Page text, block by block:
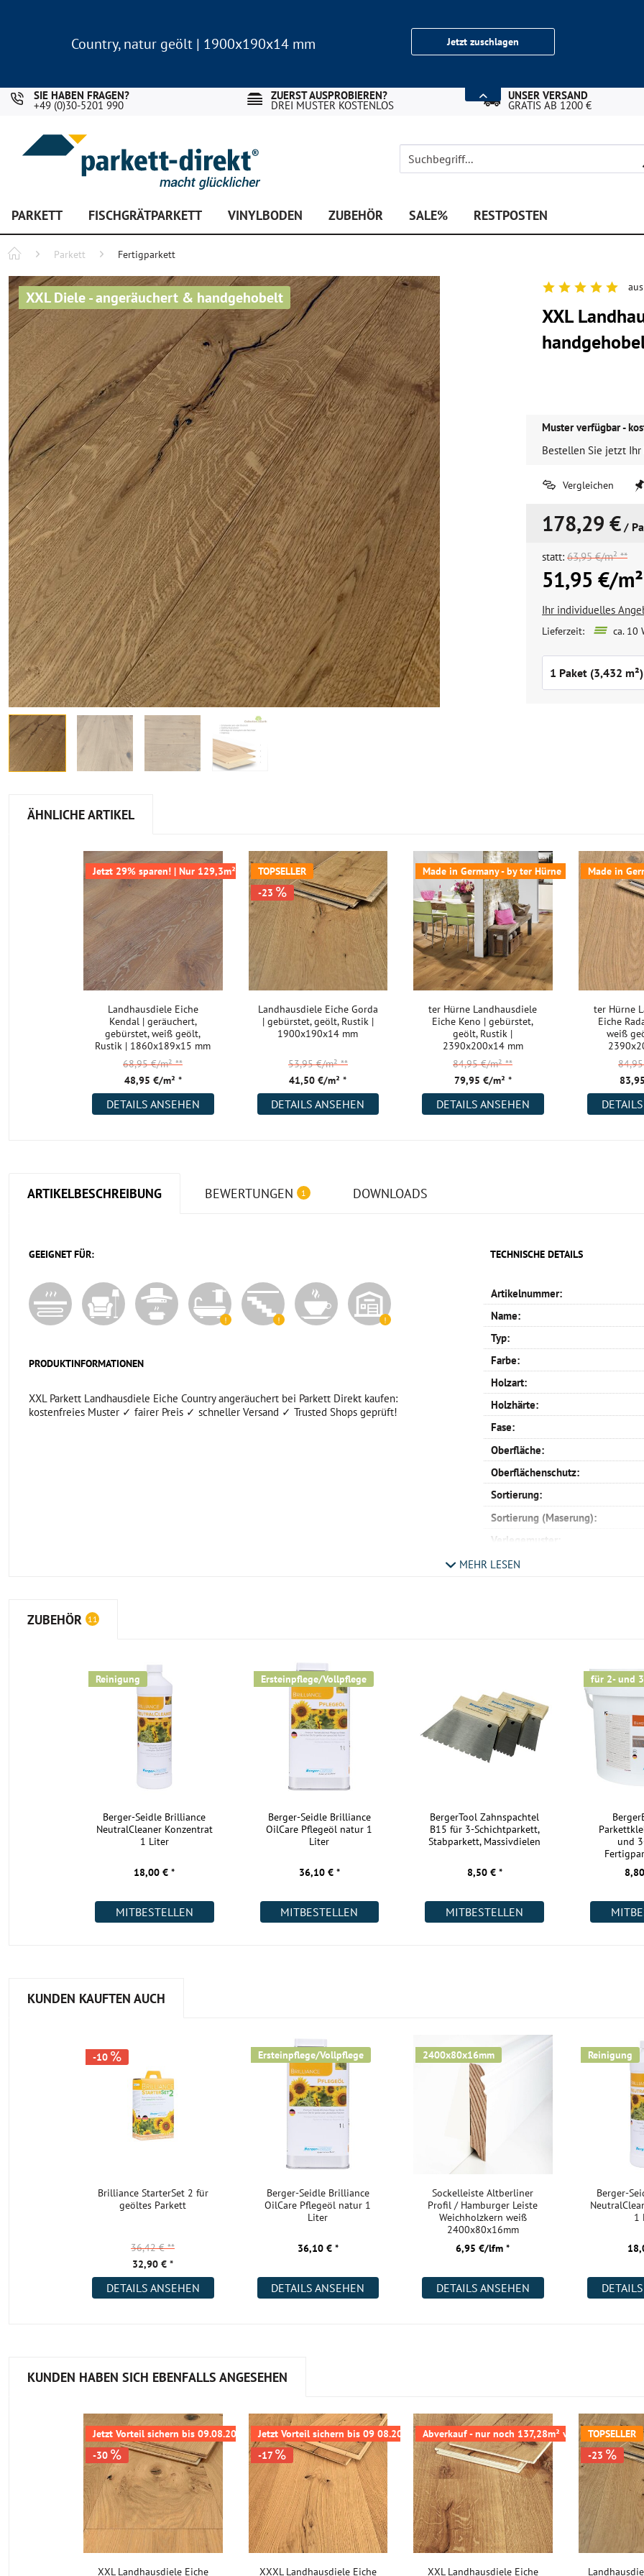
Country, natur geölt | 1900x190x14 mm
Jetzt zuschlagen
SIE HABEN FRAGEN?
+49 (0)30-5201 990
ZUERST AUSPROBIEREN?
DREI MUSTER KOSTENLOS
UNSER VERSAND
GRATIS AB 1200 €
PARKETT FISCHGRÄTPARKETT VINYLBODEN ZUBEHÖR SALE% RESTPOSTEN
Parkett Fertigparkett
XXL Diele - angeräuchert & handgehobelt
XXL
Muster verfügbar -
Bestellen Sie jetzt Ihr
Vergleichen
178,29 € /
statt: 63,95 €/m² **
51,95 €/
Ihr individuelles
Lieferzeit: ca. 10
ÄHNLICHE ARTIKEL
Jetzt 29% sparen! | Nur 129,3m² verfügbar
Landhausdiele Eiche
Kendal | geräuchert,
gebürstet, weiß geölt,
Rustik | 1860x189x15 mm
48,95 €/m² *
68,95 €/m²**
DETAILS ANSEHEN
TOPSELLER
-23
Landhausdiele Eiche Gorda
| gebürstet, geölt, Rustik |
1900x190x14 mm
41,50 €/m² *
53,95 €/m²**
DETAILS ANSEHEN
Made in Germany - by ter Hürne
ter Hürne Landhausdiele
Eiche Keno | gebürstet,
geölt, Rustik |
2390x200x14 mm
79,95 €/m² *
84,95 €/m²**
DETAILS ANSEHEN
Made in
ter Hürne
Eiche
weiß
ARTIKELBESCHREIBUNG BEWERTUNGEN 1 DOWNLOADS
GEEIGNET FÜR:
PRODUKTINFORMATIONEN
XXL Parkett Landhausdiele Eiche Country angeräuchert bei Parkett Direkt kaufen:
kostenfreies Muster ✓ fairer Preis ✓ schneller Versand ✓ Trusted Shops geprüft!
TECHNISCHE DETAILS
Artikelnummer:
Name:
Typ:
Farbe:
Holzart:
Holzhärte:
Fase:
Oberfläche:
Oberflächenschutz:
Sortierung:
Sortierung (Maserung):
Verlegemuster:
Profil:
Warmwasser Fußbodenheizung:
Wohnräume:
Küche:
Gewerbe (gering beansprucht):
Gewerbe (stark beansprucht):
Akklimatisierung:
MEHR LESEN
ZUBEHÖR 11
Reinigung
Berger-Seidle Brilliance
NeutralCleaner Konzentrat
1 Liter
18,00 € *
MITBESTELLEN
Ersteinpflege/Vollpflege
Berger-Seidle Brilliance
OilCare Pflegeöl natur 1
Liter
36,10 € *
MITBESTELLEN
BergerTool Zahnspachtel
B15 für 3-Schichtparkett,
Stabparkett, Massivdielen
8,50 € *
MITBESTELLEN
für 2- und
und
KUNDEN KAUFTEN AUCH
-10
Brilliance StarterSet 2 für
geöltes Parkett
32,90 € *
36,42 €**
DETAILS ANSEHEN
Ersteinpflege/Vollpflege
Berger-Seidle Brilliance
OilCare Pflegeöl natur 1
Liter
36,10 € *
DETAILS ANSEHEN
2400x80x16mm
Sockelleiste Altberliner
Profil / Hamburger Leiste
Weichholzkern weiß
2400x80x16mm
6,95 €/lfm *
DETAILS ANSEHEN
Reinigung
Berger-
1
KUNDEN HABEN SICH EBENFALLS ANGESEHEN
Jetzt Vorteil sichern bis 09.08.2026
-30
XXL Landhausdiele Eiche
Jetzt Vorteil sichern bis 09 08.2026
-17
XXXL Landhausdiele Eiche
Abverkauf - nur noch 137,28m² verfügbar
XXL Landhausdiele Eiche
TOPSELLER
-23